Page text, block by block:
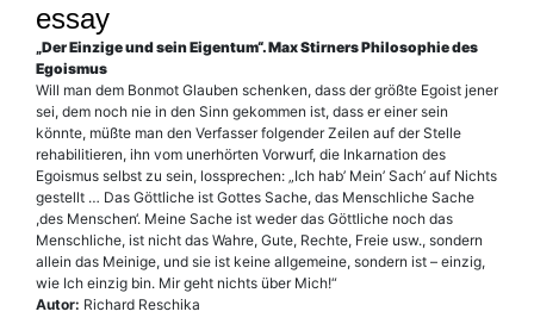
essay
„Der Einzige und sein Eigentum“. Max Stirners Philosophie des
Egoismus
Will man dem Bonmot Glauben schenken, dass der größte Egoist jener
sei, dem noch nie in den Sinn gekommen ist, dass er einer sein
könnte, müßte man den Verfasser folgender Zeilen auf der Stelle
rehabilitieren, ihn vom unerhörten Vorwurf, die Inkarnation des
Egoismus selbst zu sein, lossprechen: „Ich hab’ Mein’ Sach’ auf Nichts
gestellt … Das Göttliche ist Gottes Sache, das Menschliche Sache
,des Menschen‘. Meine Sache ist weder das Göttliche noch das
Menschliche, ist nicht das Wahre, Gute, Rechte, Freie usw., sondern
allein das Meinige, und sie ist keine allgemeine, sondern ist – einzig,
wie Ich einzig bin. Mir geht nichts über Mich!“
Autor: Richard Reschika